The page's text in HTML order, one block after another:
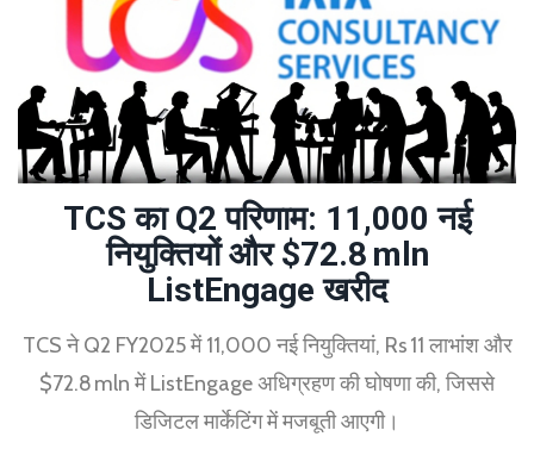
TCS का Q2 परिणाम: 11,000 नई
नियुक्तियों और $72.8 mln
ListEngage खरीद
TCS ने Q2 FY2025 में 11,000 नई नियुक्तियां, Rs 11 लाभांश और
$72.8 mln में ListEngage अधिग्रहण की घोषणा की, जिससे
डिजिटल मार्केटिंग में मजबूती आएगी।